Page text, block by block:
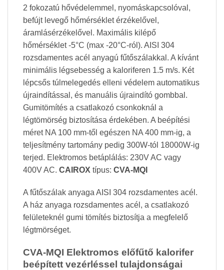
2 fokozatú hővédelemmel, nyomáskapcsolóval,
befújt levegő hőmérséklet érzékelővel,
áramlásérzékelővel. Maximális kilépő
hőmérséklet -5°C (max -20°C-ról). AISI 304
rozsdamentes acél anyagú fűtőszálakkal. A kívánt
minimális légsebesség a kaloriferen 1.5 m/s. Két
lépcsős túlmelegedés elleni védelem automatikus
újraindítással, és manuális újraindító gombbal.
Gumitömítés a csatlakozó csonkoknál a
légtömörség biztosítása érdekében. A beépítési
méret NA 100 mm-től egészen NA 400 mm-ig, a
teljesítmény tartomány pedig 300W-tól 18000W-ig
terjed. Elektromos betáplálás: 230V AC vagy
400V AC. CAIROX típus: CVA-MQI
A fűtőszálak anyaga AISI 304 rozsdamentes acél.
A ház anyaga rozsdamentes acél, a csatlakozó
felületeknél gumi tömítés biztosítja a megfelelő
légtmörséget.
CVA-MQI Elektromos előfűtő kalorifer
beépített vezérléssel tulajdonságai